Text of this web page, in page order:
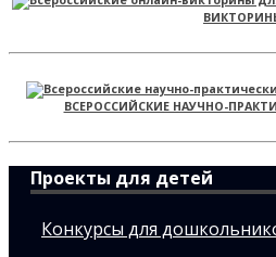
ВСЕРОССИЙСКИЕ НАУЧНО-
Проекты для детей
Конкурсы для